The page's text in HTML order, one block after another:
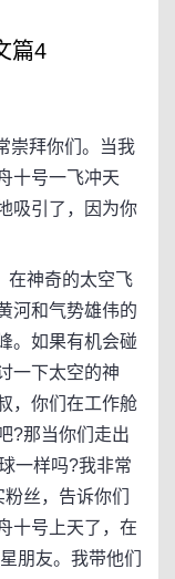
篇4
拜你们。当我
十号一飞冲天
吸引了，因为你
神奇的太空飞
河和气势雄伟的
。如果有机会碰
一下太空的神
，你们在工作舱
?那当你们走出
一样吗?我非常
丝，告诉你们
十号上天了，在
朋友。我带他们